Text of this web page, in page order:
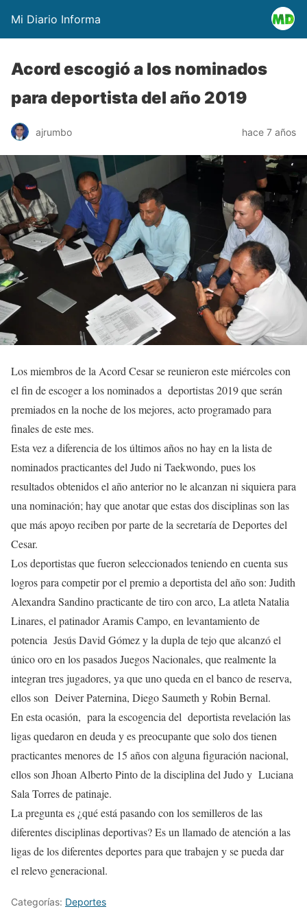
Mi Diario Informa
Acord escogió a los nominados
para deportista del año 2019
ajrumbo hace 7 años
Los miembros de la Acord Cesar se reunieron este miércoles con
el fin de escoger a los nominados a deportistas 2019 que serán
premiados en la noche de los mejores, acto programado para
finales de este mes.
Esta vez a diferencia de los últimos años no hay en la lista de
nominados practicantes del Judo ni Taekwondo, pues los
resultados obtenidos el año anterior no le alcanzan ni siquiera para
una nominación; hay que anotar que estas dos disciplinas son las
que más apoyo reciben por parte de la secretaría de Deportes del
Cesar.
Los deportistas que fueron seleccionados teniendo en cuenta sus
logros para competir por el premio a deportista del año son: Judith
Alexandra Sandino practicante de tiro con arco, La atleta Natalia
Linares, el patinador Aramis Campo, en levantamiento de
potencia Jesús David Gómez y la dupla de tejo que alcanzó el
único oro en los pasados Juegos Nacionales, que realmente la
integran tres jugadores, ya que uno queda en el banco de reserva,
ellos son Deiver Paternina, Diego Saumeth y Robin Bernal.
En esta ocasión, para la escogencia del deportista revelación las
ligas quedaron en deuda y es preocupante que solo dos tienen
practicantes menores de 15 años con alguna figuración nacional,
ellos son Jhoan Alberto Pinto de la disciplina del Judo y Luciana
Sala Torres de patinaje.
La pregunta es ¿qué está pasando con los semilleros de las
diferentes disciplinas deportivas? Es un llamado de atención a las
ligas de los diferentes deportes para que trabajen y se pueda dar
el relevo generacional.
Categorías: Deportes